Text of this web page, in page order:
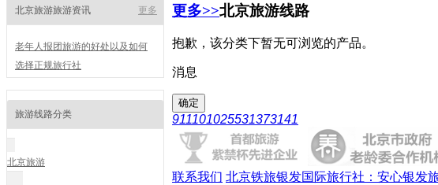
北京旅游旅游资讯 更多
老年人报团旅游的好处以及如何
选择正规旅行社
旅游线路分类
北京旅游
更多>>北京旅游线路
抱歉，该分类下暂无可浏览的产品。
消息
911101025531373141
联系我们 北京铁旅银发国际旅行社：安心银发